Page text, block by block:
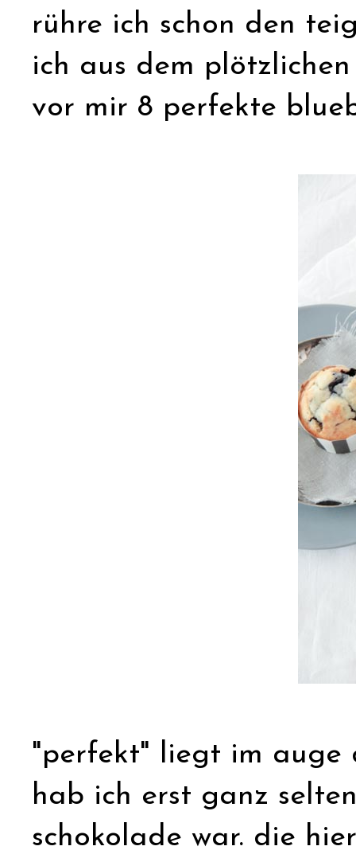
rühre ich schon den
ich aus dem
vor mir 8 perfekte
"perfekt" liegt im auge
hab ich erst ganz
schokolade war. die